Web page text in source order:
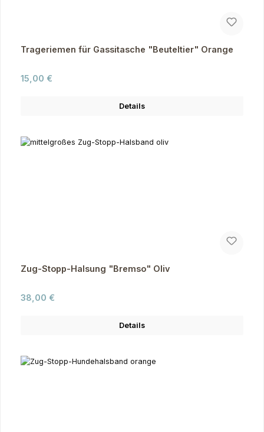
Trageriemen für Gassitasche "Beuteltier" Orange
Regulärer Preis:
15,00 €
Details
Zug-Stopp-Halsung "Bremso" Oliv
Regulärer Preis:
38,00 €
Details